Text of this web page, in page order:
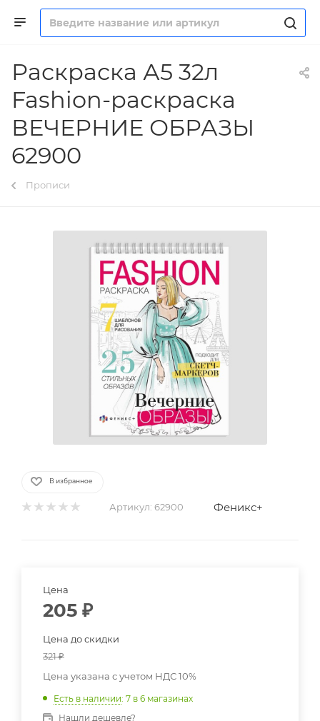
Раскраска А5 32л
Fashion-раскраска
ВЕЧЕРНИЕ ОБРАЗЫ
62900
Прописи
В избранное
Артикул: 62900 Феникс+
Цена
205 ₽
Цена до скидки
321₽
Цена указана с учетом НДС 10%
Есть в наличии: 7 в 6 магазинах
Нашли дешевле?